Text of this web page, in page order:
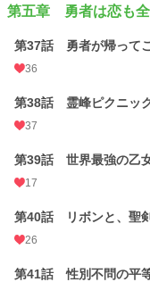
第五章 勇者は恋も
第37話 勇者が帰って
36
第38話 霊峰ピクニッ
37
第39話 世界最強の乙
17
第40話 リボンと、聖
26
第41話 性別不問の平